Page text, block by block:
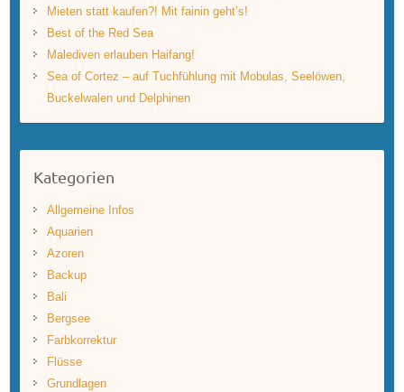
Mieten statt kaufen?! Mit fainin geht’s!
Best of the Red Sea
Malediven erlauben Haifang!
Sea of Cortez – auf Tuchfühlung mit Mobulas, Seelöwen,
Buckelwalen und Delphinen
Kategorien
Allgemeine Infos
Aquarien
Azoren
Backup
Bali
Bergsee
Farbkorrektur
Flüsse
Grundlagen